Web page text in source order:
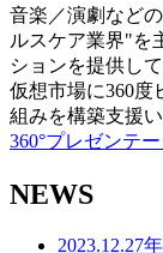
音楽／演劇など
ルスケア業界"を
ションを提供し
仮想市場に360度
組みを構築支援い
360°プレゼンテ
NEWS
2023.12.27